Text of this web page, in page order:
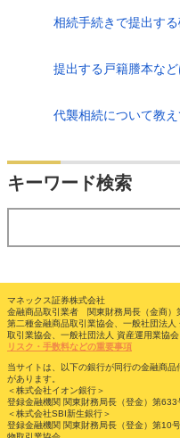
相続手続きで提出す
提出する戸籍謄本な
代襲相続について教
キーワード検索
マネックス証券株式会社
金融商品取引業者 関東財務局長（金商
第二種金融商品取引業協会、一般社団法
取引業協会、一般社団法人 資産運用業協会
リスク・手数料などの重要事項
当サイトは、以下の銀行が同行の金融商
があります。
＜株式会社イオン銀行＞
登録金融機関 関東財務局長（登金）第
＜株式会社SBI新生銀行＞
登録金融機関 関東財務局長（登金）第10